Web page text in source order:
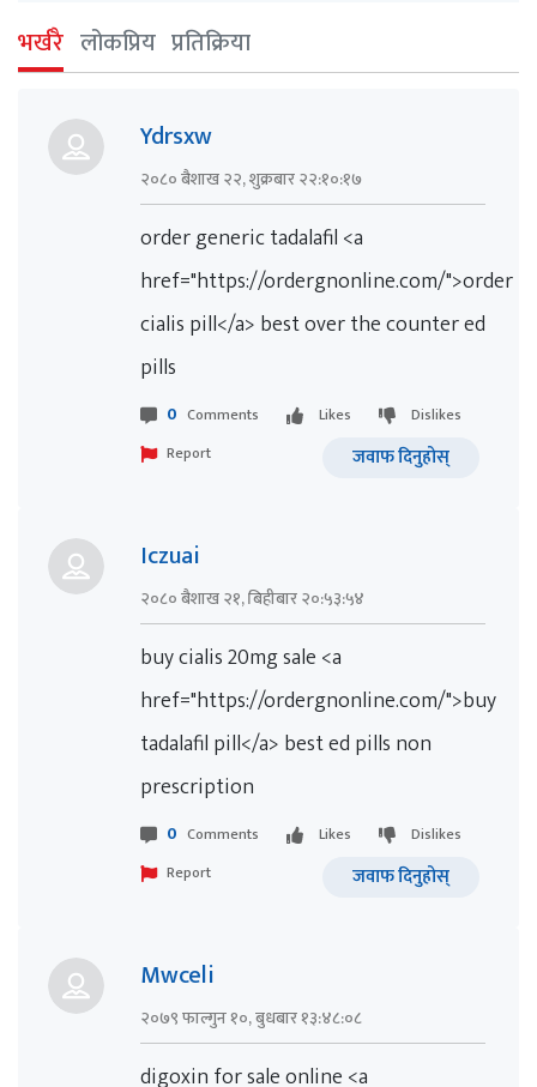
भर्खरै लोकप्रिय प्रतिक्रिया
Ydrsxw
२०८० बैशाख २२, शुक्रबार २२:१०:१७
order generic tadalafil <a
href="https://ordergnonline.com/">order
cialis pill</a> best over the counter ed
pills
0 Comments Likes
Dislikes
Report
जवाफ दिनुहोस्
Iczuai
२०८० बैशाख २१, बिहीबार २०:५३:५४
buy cialis 20mg sale <a
href="https://ordergnonline.com/">buy
tadalafil pill</a> best ed pills non
prescription
0 Comments Likes
Dislikes
Report
जवाफ दिनुहोस्
Mwceli
२०७९ फाल्गुन १०, बुधबार १३:४८:०८
digoxin for sale online <a